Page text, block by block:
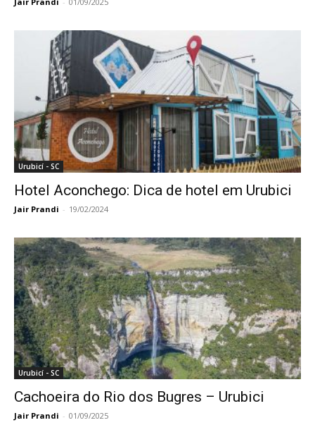
Urubicí - SC
Hotel Aconchego: Dica de hotel em Urubici
Jair Prandi - 19/02/2024
Urubicí - SC
Cachoeira do Rio dos Bugres – Urubici
Jair Prandi - 01/09/2025